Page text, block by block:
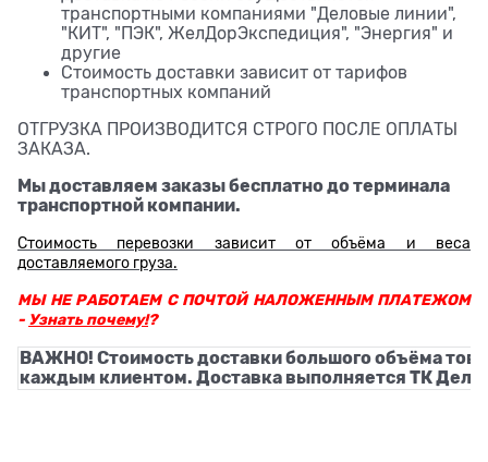
транспортными компаниями "Деловые линии",
"КИТ", "ПЭК", ЖелДорЭкспедиция", "Энергия" и
другие
Стоимость доставки зависит от тарифов
транспортных компаний
ОТГРУЗКА ПРОИЗВОДИТСЯ СТРОГО ПОСЛЕ ОПЛАТЫ
ЗАКАЗА.
Мы доставляем заказы бесплатно до терминала
транспортной компании.
Стоимость перевозки зависит от объёма и веса
доставляемого груза.
МЫ НЕ РАБОТАЕМ С ПОЧТОЙ НАЛОЖЕННЫМ ПЛАТЕЖОМ
- Узнать почему!?
ВАЖНО! Стоимость доставки большого объёма
каждым клиентом. Доставка выполняется ТК